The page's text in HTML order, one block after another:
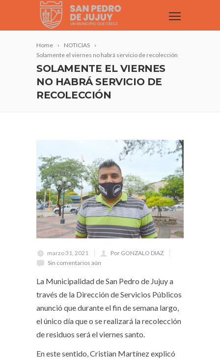
Home
NOTICIAS
Solamente el viernes no habrá servicio de recolección
SOLAMENTE EL VIERNES
NO HABRÁ SERVICIO DE
RECOLECCIÓN
marzo 31, 2021
Por GONZALO DIAZ
Sin comentarios aún
La Municipalidad de San Pedro de Jujuy a
través de la Dirección de Servicios Públicos
anunció que durante el fin de semana largo,
el único día que o se realizará la recolección
de residuos será el viernes santo.
En este sentido, Cristian Martínez explicó